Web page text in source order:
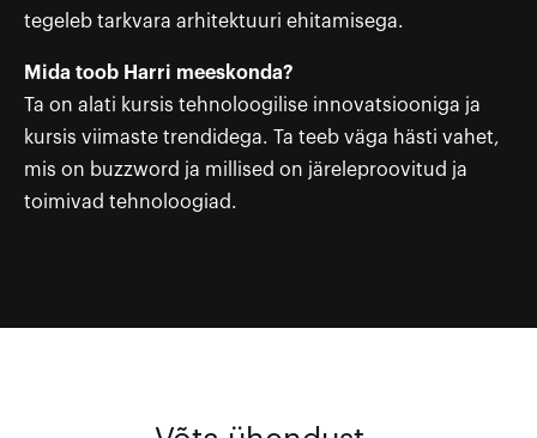
tegeleb tarkvara arhitektuuri ehitamisega.
Mida toob Harri meeskonda?
Ta on alati kursis tehnoloogilise innovatsiooniga ja
kursis viimaste trendidega. Ta teeb väga hästi vahet,
mis on buzzword ja millised on järeleproovitud ja
toimivad tehnoloogiad.